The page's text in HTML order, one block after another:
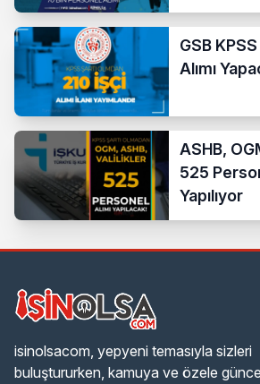
Başvurusu
GSB
Alımı
ASHB,
525
Yapılıyor
isinolsacom, yepyeni temasıyla sizleri
buluştururken, kamuya ve özele